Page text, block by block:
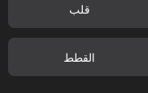
قلب
القطط